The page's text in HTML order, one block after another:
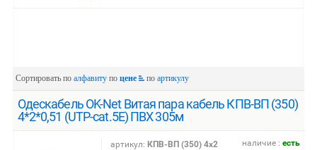
Сортировать поалфавиту поцене поартикулу
Одескабель OK-Net Витая пара кабель КПВ-ВП (350)
4*2*0,51 (UTP-cat.5E) ПВХ 305м
наличие :есть
артикул: КПВ-ВП (350) 4х2